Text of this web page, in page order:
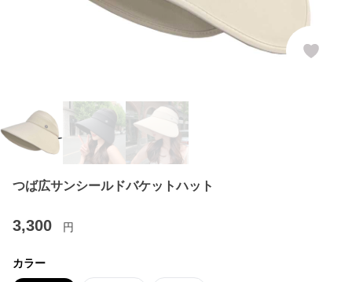
つば広サンシールドバケットハット
3,300 円
カラー